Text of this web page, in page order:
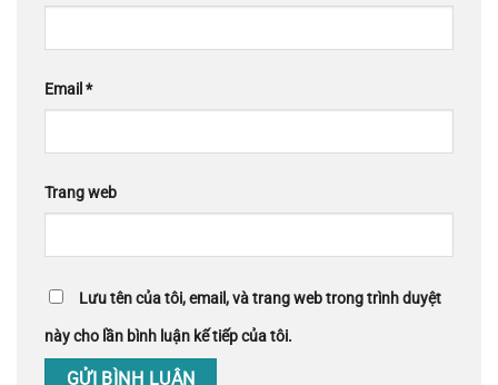
Email *
Trang web
Lưu tên của tôi, email, và trang web trong trình duyệt
này cho lần bình luận kế tiếp của tôi.